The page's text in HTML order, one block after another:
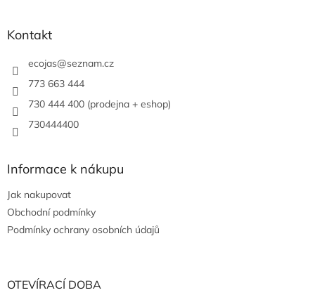
Kontakt
ecojas@seznam.cz
773 663 444
730 444 400 (prodejna + eshop)
730444400
Informace k nákupu
Jak nakupovat
Obchodní podmínky
Podmínky ochrany osobních údajů
OTEVÍRACÍ DOBA